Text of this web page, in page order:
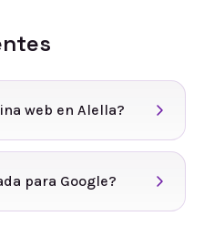
web en Alella?
para Google?